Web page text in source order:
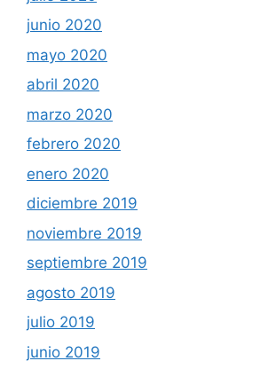
junio 2020
mayo 2020
abril 2020
marzo 2020
febrero 2020
enero 2020
diciembre 2019
noviembre 2019
septiembre 2019
agosto 2019
julio 2019
junio 2019